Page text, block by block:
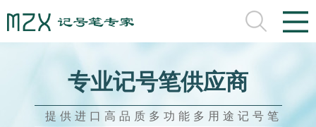
专业记号笔供应商
提供进口高品质多功能多用途记号笔